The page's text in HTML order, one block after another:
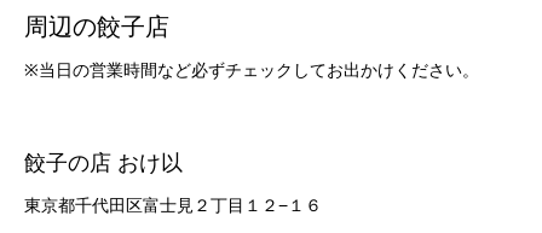
周辺の餃子店
※当日の営業時間など必ずチェックしてお出かけください。
餃子の店 おけ以
東京都千代田区富士見２丁目１２−１６